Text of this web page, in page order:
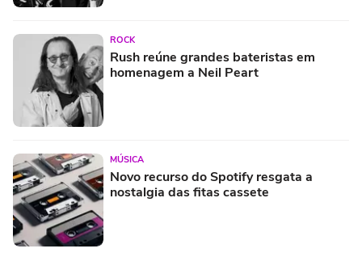
ROCK
Rush reúne grandes bateristas em
homenagem a Neil Peart
MÚSICA
Novo recurso do Spotify resgata a
nostalgia das fitas cassete